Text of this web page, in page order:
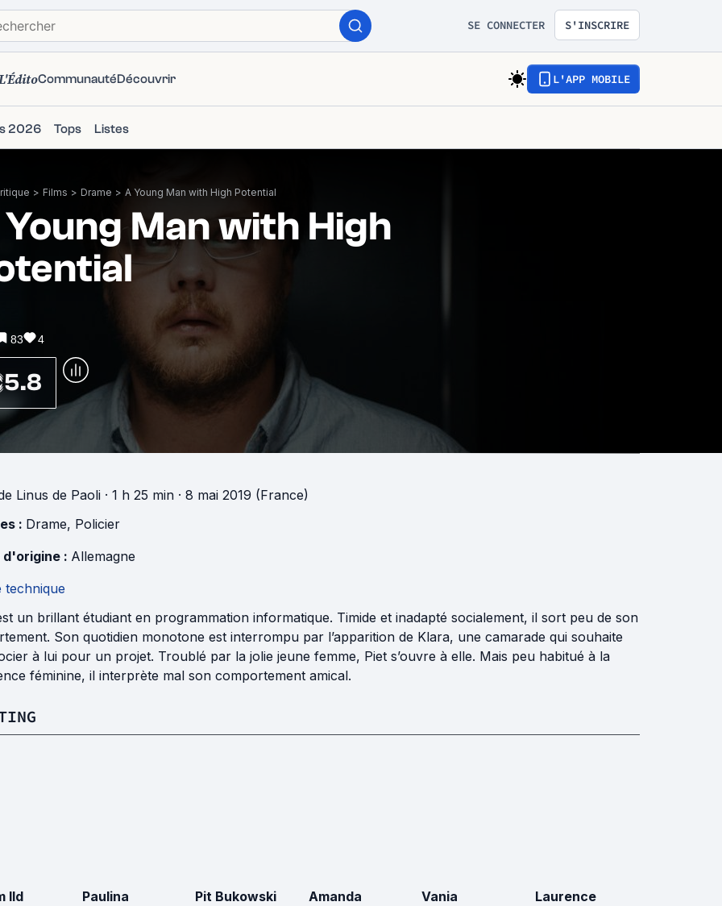
SE CONNECTER S'INSCRIRE
CommunautéDécouvrir L'APP MOBILE
2026 Tops Listes
> Films > Drame > A Young Man with High Potential
Man with High
83 4
5.8
Linus de Paoli · 1 h 25 min · 8 mai 2019 (France)
: Drame, Policier
d'origine : Allemagne
technique
un brillant étudiant en programmation informatique. Timide et inadapté socialement, il sort peu de son
Son quotidien monotone est interrompu par l’apparition de Klara, une camarade qui souhaite
à lui pour un projet. Troublé par la jolie jeune femme, Piet s’ouvre à elle. Mais peu habitué à la
féminine, il interprète mal son comportement amical.
Ild
Paulina
Pit Bukowski
Amanda
Vania
Laurence